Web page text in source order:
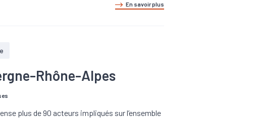
En savoir plus
Rhône-Alpes
plus de 90 acteurs impliqués sur l’ensemble